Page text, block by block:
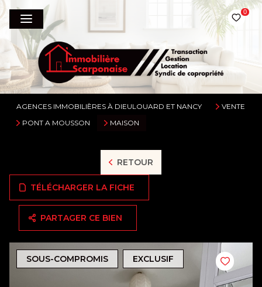
0
AGENCES IMMOBILIÈRES À DIEULOUARD ET NANCY
VENTE
PONT A MOUSSON
MAISON
RETOUR
TÉLÉCHARGER LA FICHE
PARTAGER CE BIEN
SOUS-COMPROMIS EXCLUSIF